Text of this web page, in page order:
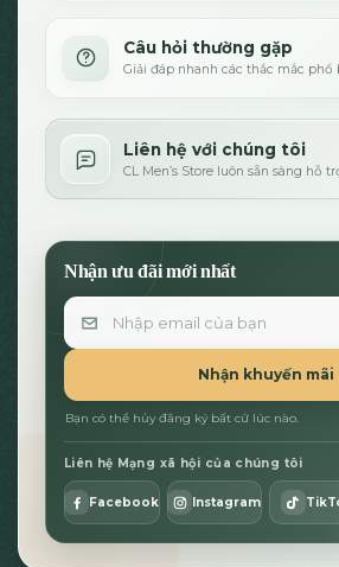
Câu hỏi thường gặp
Giải đáp nhanh các thắc mắc phổ
Liên hệ với chúng tôi
CL Men’s Store luôn sẵn sàng hỗ
Nhận ưu đãi mới nhất
Email
Nhận khuyến mãi
Bạn có thể hủy đăng ký bất cứ lúc nào.
Liên hệ Mạng xã hội của chúng tôi
Facebook Instagram